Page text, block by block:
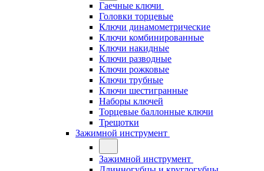
Гаечные ключи
Головки торцевые
Ключи динамометрические
Ключи комбинированные
Ключи накидные
Ключи разводные
Ключи рожковые
Ключи трубные
Ключи шестигранные
Наборы ключей
Торцевые баллонные ключи
Трещотки
Зажимной инструмент
Зажимной инструмент